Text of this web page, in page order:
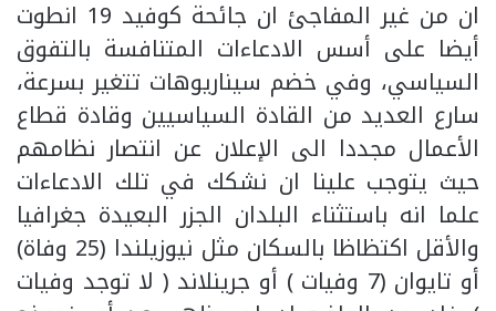
ان من غير المفاجئ ان جائحة كوفيد 19 انطوت
أيضا على أسس الادعاءات المتنافسة بالتفوق
السياسي، وفي خضم سيناريوهات تتغير بسرعة،
سارع العديد من القادة السياسيين وقادة قطاع
الأعمال مجددا الى الإعلان عن انتصار نظامهم
حيث يتوجب علينا ان نشكك في تلك الادعاءات
علما انه باستثناء البلدان الجزر البعيدة جغرافيا
والأقل اكتظاظا بالسكان مثل نيوزيلندا (25 وفاة)
أو تايوان (7 وفيات ) أو جرينلاند ( لا توجد وفيات